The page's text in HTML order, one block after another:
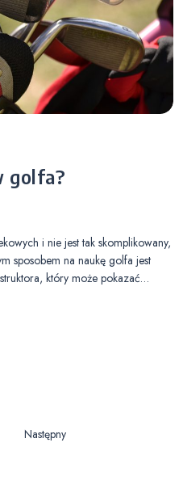
golfa?
i nie jest tak skomplikowany,
sposobem na naukę golfa jest
który może pokazać…
Następny